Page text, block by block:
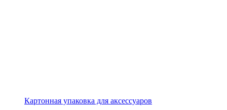
Картонная упаковка для аксессуаров